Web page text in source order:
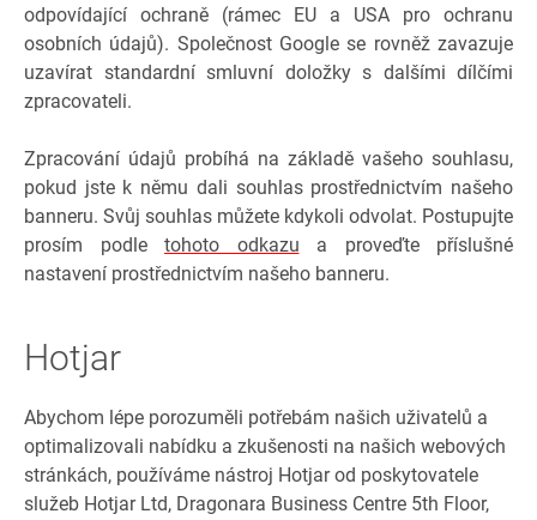
odpovídající ochraně (rámec EU a USA pro ochranu
osobních údajů). Společnost Google se rovněž zavazuje
uzavírat standardní smluvní doložky s dalšími dílčími
zpracovateli.
Zpracování údajů probíhá na základě vašeho souhlasu,
pokud jste k němu dali souhlas prostřednictvím našeho
banneru. Svůj souhlas můžete kdykoli odvolat. Postupujte
prosím podle tohoto odkazu a proveďte příslušné
nastavení prostřednictvím našeho banneru.
Hotjar
Abychom lépe porozuměli potřebám našich uživatelů a
optimalizovali nabídku a zkušenosti na našich webových
stránkách, používáme nástroj Hotjar od poskytovatele
služeb Hotjar Ltd, Dragonara Business Centre 5th Floor,